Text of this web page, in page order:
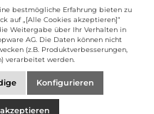
bestmögliche Erfahrung bieten zu
auf „[Alle Cookies akzeptieren]“
Weitergabe über Ihr Verhalten in
AG. Die Daten können nicht
(z.B. Produktverbesserungen,
verarbeitet werden.
Konfigurieren